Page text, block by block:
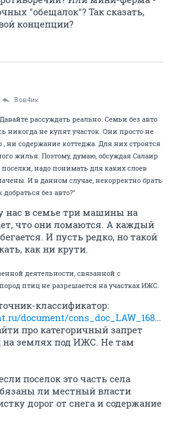
"обещалок"? Так сказать,
концепции?
Вов4ик
рассуждать реально. Семьи без авто
никогда не купят участок. Они просто не
, ни содержание коттеджа. Для них строятся
жилья. Поэтому, думаю, обсуждая Салаир
надо понимать для каких слоев
И в данном случае, некорректно брать
без авто?"
нас в семье три машины на
что они ломаются. А каждый
И пусть редко, но такой
как ни крути.
деятельности, связанной с
птиц не разрешается на участках ИЖС.
классификатор:
ce9537a598c41eedce29d39eb069ee6fdf7f09d4/
про категоричный запрет
на землях под ИЖС. Не там
поселок это часть села
ли местный власти
дорог от снега и содержание